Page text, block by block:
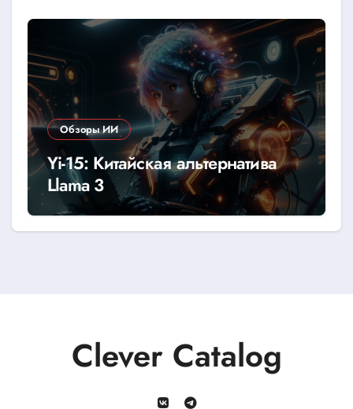
Обзоры ИИ
Yi-15: Китайская альтернатива
Llama 3
Clever Catalog